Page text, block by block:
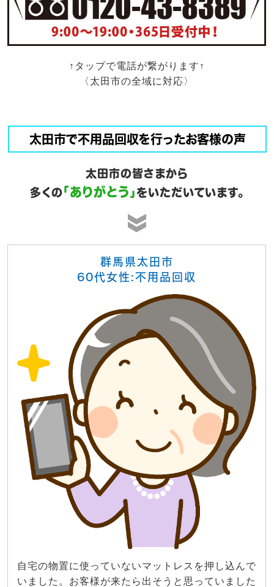
↑タップで電話が繋がります↑
〈太田市の全域に対応〉
太田市で不用品回収を行ったお客様の声
太田市の皆さまから
多くの「ありがとう」 をいただいています。
群馬県太田市
60代女性:不用品回収
自宅の物置に使っていないマットレスを押し込んで
いました。お客様が来たら出そうと思っていました